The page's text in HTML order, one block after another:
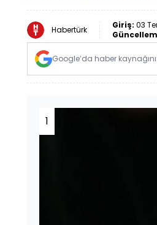
Habertürk Giriş: 03
Google’da haber
1